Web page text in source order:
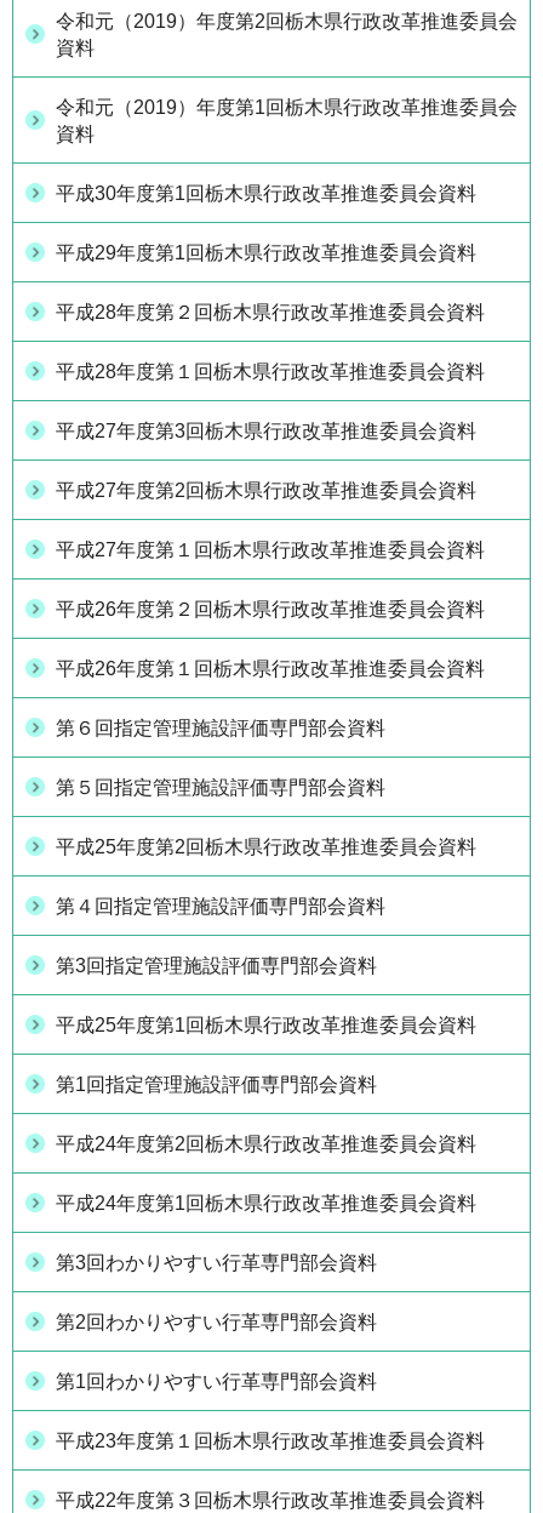
令和元（2019）年度第2回栃木県行政改革推進委員会
資料
令和元（2019）年度第1回栃木県行政改革推進委員会
資料
平成30年度第1回栃木県行政改革推進委員会資料
平成29年度第1回栃木県行政改革推進委員会資料
平成28年度第２回栃木県行政改革推進委員会資料
平成28年度第１回栃木県行政改革推進委員会資料
平成27年度第3回栃木県行政改革推進委員会資料
平成27年度第2回栃木県行政改革推進委員会資料
平成27年度第１回栃木県行政改革推進委員会資料
平成26年度第２回栃木県行政改革推進委員会資料
平成26年度第１回栃木県行政改革推進委員会資料
第６回指定管理施設評価専門部会資料
第５回指定管理施設評価専門部会資料
平成25年度第2回栃木県行政改革推進委員会資料
第４回指定管理施設評価専門部会資料
第3回指定管理施設評価専門部会資料
平成25年度第1回栃木県行政改革推進委員会資料
第1回指定管理施設評価専門部会資料
平成24年度第2回栃木県行政改革推進委員会資料
平成24年度第1回栃木県行政改革推進委員会資料
第3回わかりやすい行革専門部会資料
第2回わかりやすい行革専門部会資料
第1回わかりやすい行革専門部会資料
平成23年度第１回栃木県行政改革推進委員会資料
平成22年度第３回栃木県行政改革推進委員会資料